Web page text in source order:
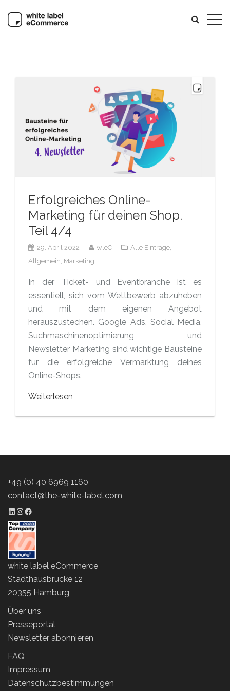
Erfolgreiches Online-
Marketing für deinen Shop.
Teil 4/4
29. April 2022 wleC
Alle Einträge,
Allgemein, Marketing
In der Ticket- und Eventbranche ist es
essentiell, sich vom Wettbewerb abzuheben
und mit dem eigenen Angebot
herauszustechen. Google Ads, Social Media,
Suchmaschinenoptimierung und
Newsletter Marketing sind wichtige Bausteine
für die erfolgreiche Vermarktung deines
Online-Shops.
Weiterlesen
+49 (0) 40 6969 1160
contact@the-white-label.com
LinkedIn Profil
Instagram Profil
Facebook Profil
white label eCommerce
Stadthausbrücke 12
20355 Hamburg
Über uns
Presseportal
Newsletter abonnieren
FAQ
Impressum
Datenschutzbestimmungen